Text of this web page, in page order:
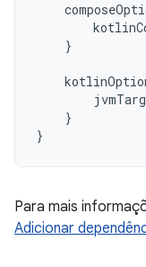
}
}
}
Para mais
Adicionar